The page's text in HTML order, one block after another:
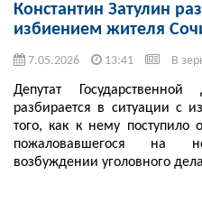
Константин Затулин
избиением жителя
7.05.2026 13:41 В
Депутат
разбирается в ситуации с
того, как к нему поступило
пожаловавшегося на
возбуждении уголовного